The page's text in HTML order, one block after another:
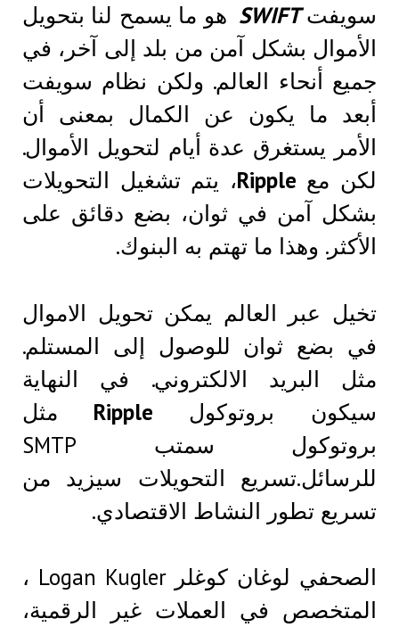
سويفتSWIFT هو ما يسمح لنا بتحويل
الأموال بشكل آمن من بلد إلى آخر، في
جميع أنحاء العالم. ولكن نظام سويفت
أبعد ما يكون عن الكمال بمعنى أن
الأمر يستغرق عدة أيام لتحويل الأموال.
لكن مع Ripple، يتم تشغيل التحويلات
بشكل آمن في ثوان، بضع دقائق على
الأكثر. وهذا ما تهتم به البنوك.
تخيل عبر العالم يمكن تحويل الاموال
في بضع ثوان للوصول إلى المستلم.
مثل البريد الالكتروني. في النهاية
سيكون بروتوكول Ripple
مثل
بروتوكول سمتب SMTP
للرسائل.تسريع التحويلات سيزيد من
تسريع تطور النشاط الاقتصادي.
الصحفي لوغان كوغلر Logan Kugler ،
المتخصص في العملات غير الرقمية،